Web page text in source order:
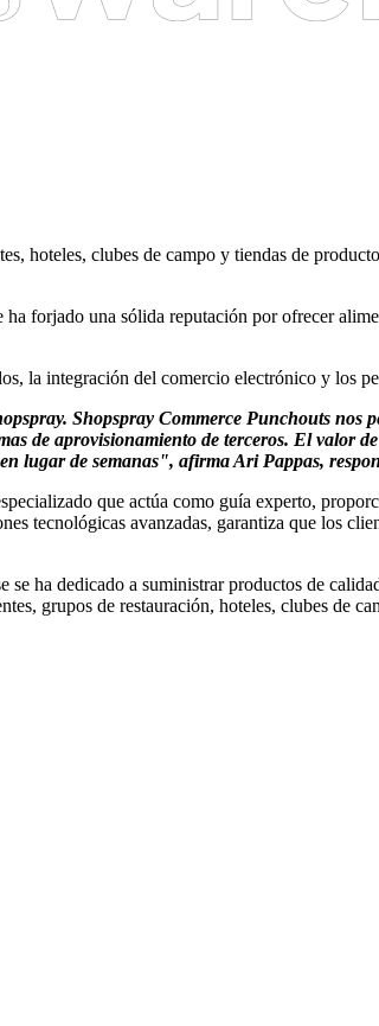
hoteles, clubes de campo y tiendas de
forjado una sólida reputación por ofrecer
la integración del comercio electrónico y los
Shopspray Commerce Punchouts
de aprovisionamiento de terceros. El valor
lugar de semanas", afirma Ari Pappas,
que actúa como guía experto,
tecnológicas avanzadas, garantiza que los
ha dedicado a suministrar productos de
grupos de restauración, hoteles, clubes de